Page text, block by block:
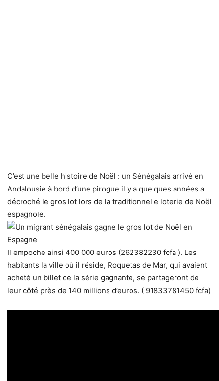
C’est une belle histoire de Noël : un Sénégalais arrivé en
Andalousie à bord d’une pirogue il y a quelques années a
décroché le gros lot lors de la traditionnelle loterie de Noël
espagnole.
Il empoche ainsi 400 000 euros (262382230 fcfa ). Les
habitants la ville où il réside, Roquetas de Mar, qui avaient
acheté un billet de la série gagnante, se partageront de
leur côté près de 140 millions d’euros. ( 91833781450 fcfa)